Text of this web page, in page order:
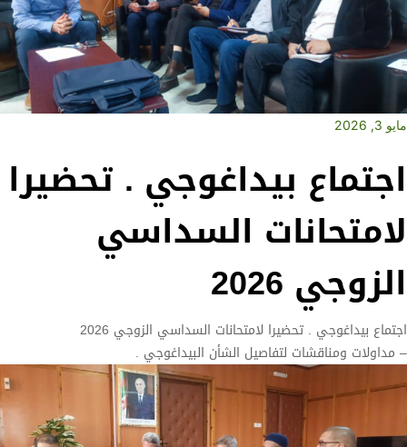
مايو 3, 2026
اجتماع بيداغوجي . تحضيرا
لامتحانات السداسي
الزوجي 2026
اجتماع بيداغوجي . تحضيرا لامتحانات السداسي الزوجي 2026
– مداولات ومناقشات لتفاصيل الشأن البيداغوجي .